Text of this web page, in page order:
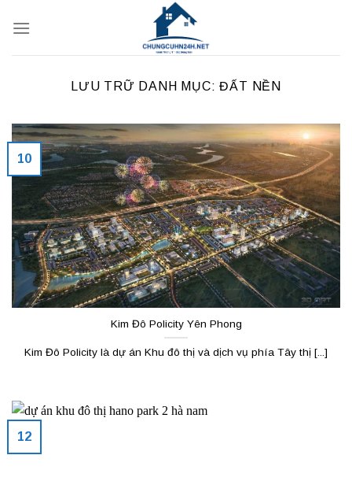
qua
LƯU TRỮ DANH MỤC:ĐẤT NỀN
Kim Đô Policity Yên Phong
Kim Đô Policity là dự án Khu đô thị và dịch vụ phía Tây thị [...]
10
12